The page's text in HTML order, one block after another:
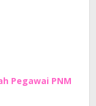
Pegawai PNM